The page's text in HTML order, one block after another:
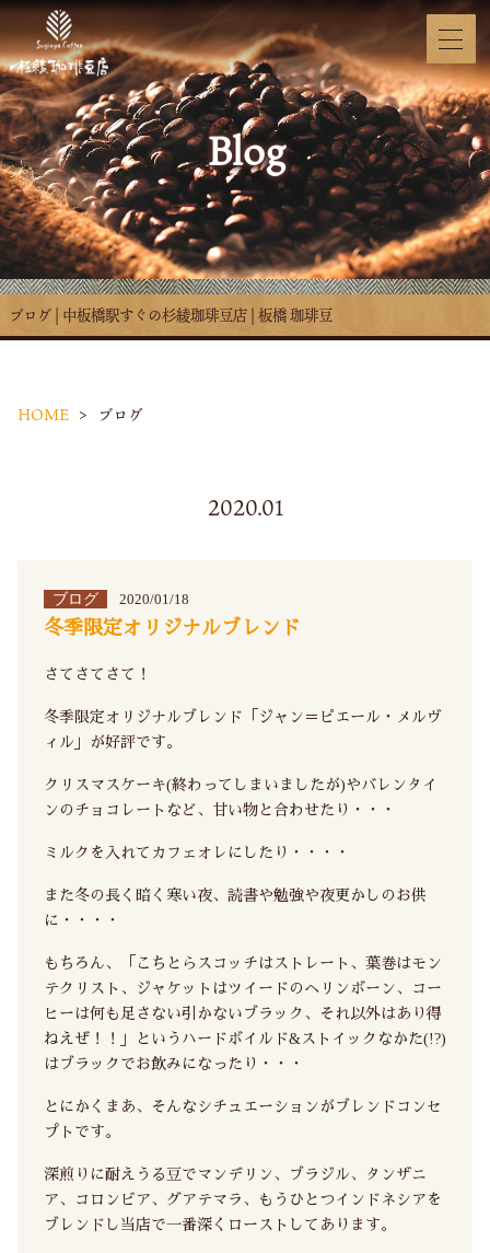
Blog
ブログ | 中板橋駅すぐの杉綾珈琲豆店 | 板橋 珈琲豆
HOME ブログ
2020.01
ブログ 2020/01/18
冬季限定オリジナルブレンド
さてさてさて！
冬季限定オリジナルブレンド「ジャン＝ピエール・メルヴ
ィル」が好評です。
クリスマスケーキ(終わってしまいましたが)やバレンタイ
ンのチョコレートなど、甘い物と合わせたり・・・
ミルクを入れてカフェオレにしたり・・・・
また冬の長く暗く寒い夜、読書や勉強や夜更かしのお供
に・・・・
もちろん、「こちとらスコッチはストレート、葉巻はモン
テクリスト、ジャケットはツイードのヘリンボーン、コー
ヒーは何も足さない引かないブラック、それ以外はあり得
ねえぜ！！」というハードボイルド&ストイックなかた(!?)
はブラックでお飲みになったり・・・
とにかくまあ、そんなシチュエーションがブレンドコンセ
プトです。
深煎りに耐えうる豆でマンデリン、ブラジル、タンザニ
ア、コロンビア、グアテマラ、もうひとつインドネシアを
ブレンドし当店で一番深くローストしてあります。